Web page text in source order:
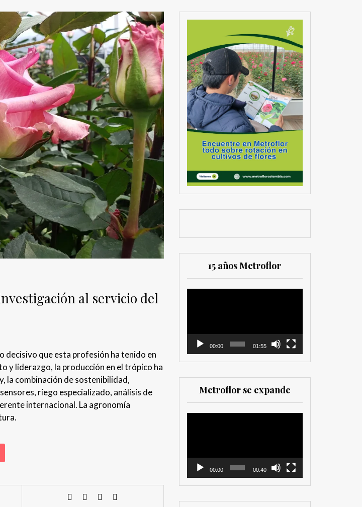
al servicio del
decisivo que esta profesión ha tenido en
y liderazgo, la producción en el trópico ha
la combinación de sostenibilidad,
riego especializado, análisis de
internacional. La agronomía
15 años Metroflor
00:00 01:55
Metroflor se expande
00:00 00:40